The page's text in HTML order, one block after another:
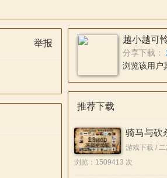
举报 越小越可
分享下载：
浏览该用户
推荐下载
游戏下载 /
浏览：1509413 次